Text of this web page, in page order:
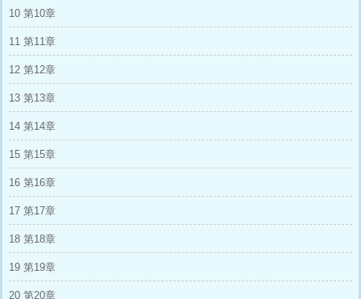
骚的学术大佬呢？ 云峥只觉得头皮发麻，忙不
到你了！” 回头一看，却看到年少时期的白月
他醒来后，发现自己变成了三岁小孩，还处于另
10 第10章
11 第11章
12 第12章
13 第13章
14 第14章
15 第15章
16 第16章
17 第17章
18 第18章
19 第19章
20 第20章